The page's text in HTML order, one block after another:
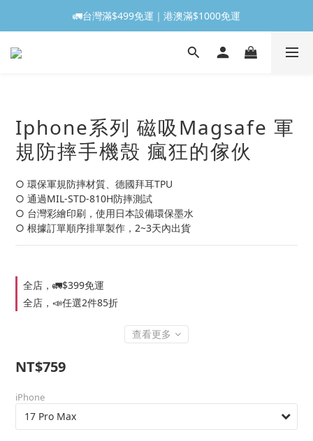
🚛台灣滿$499免運｜港澳滿$1000免運
Iphone系列 磁吸Magsafe 軍
規防摔手機殼 瘋狂的傢伙
○ 環保軍規防摔材質、德國拜耳TPU
○ 通過MIL-STD-810H防摔測試
○ 台灣彩繪印刷，使用日本設備環保墨水
○ 根據訂單順序排單製作，2~3天內出貨
全店，🚛$399免運
全店，📣任選2件85折
查看更多
NT$759
iPhone